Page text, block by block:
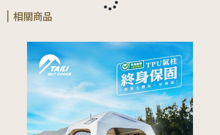
相關商品